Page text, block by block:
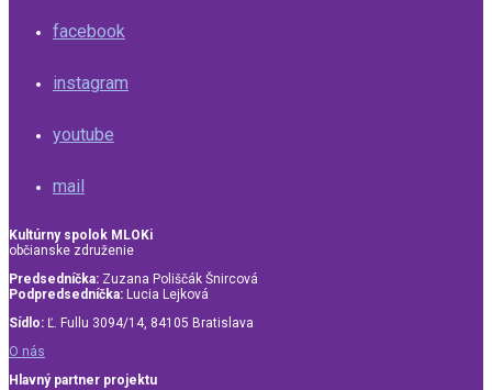
facebook
instagram
youtube
mail
Kultúrny spolok MLOKi
občianske združenie
Predsedníčka: Zuzana Poliščák Šnircová
Podpredsedníčka: Lucia Lejková
Sídlo: Ľ. Fullu 3094/14, 84105 Bratislava
O nás
Hlavný partner projektu